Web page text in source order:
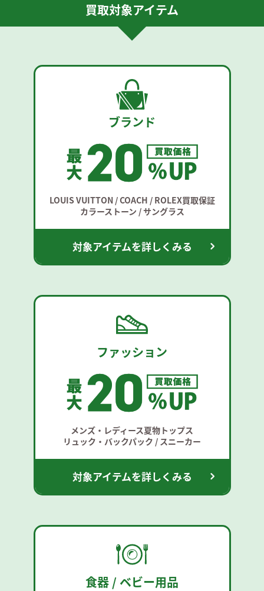
買取対象アイテム
ブランド
LOUIS VUITTON / COACH / ROLEX買取保証
カラーストーン / サングラス
対象アイテムを詳しくみる
ファッション
メンズ・レディース夏物トップス
リュック・バックパック / スニーカー
対象アイテムを詳しくみる
食器 / ベビー用品